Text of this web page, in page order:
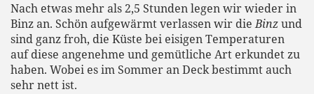
Nach etwas mehr als 2,5 Stunden legen wir wieder in
Binz an. Schön aufgewärmt verlassen wir dieBinzund
sind ganz froh, die Küste bei eisigen Temperaturen
auf diese angenehme und gemütliche Art erkundet zu
haben. Wobei es im Sommer an Deck bestimmt auch
sehr nett ist.